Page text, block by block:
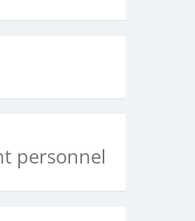
personnel